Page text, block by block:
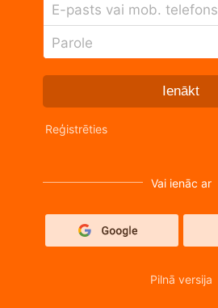
E-pasts vai mob. telefons
Parole
Ienākt
Reģistrēties
Vai ienāc ar
Pilnā versija